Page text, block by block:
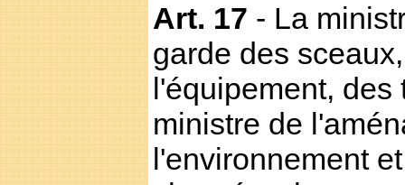
Art. 17 - La
garde des
l'équipement, des
ministre de
l'environnement